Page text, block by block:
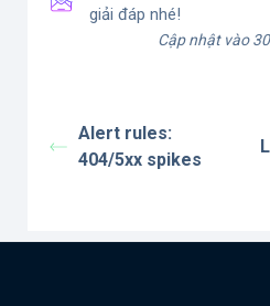
giải đáp nhé!
Cập nhật vào
Alert rules:
404/5xx spikes